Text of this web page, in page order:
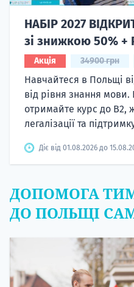
НАБІР 2027
зі знижкою 50% +
Акція 34900 грн
Навчайтеся в Польщі
від рівня знання мови.
отримайте курс до B2,
легалізації та
Діє від 01.08.2026 до
ДОПОМОГА
ДО ПОЛЬЩІ